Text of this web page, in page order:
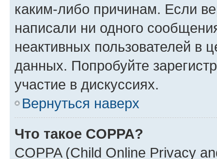
каким-либо причинам. Если
написали ни одного
неактивных пользователей в
данных. Попробуйте
участие в дискуссиях.
Вернуться наверх
Что такое COPPA?
COPPA (Child Online Privacy